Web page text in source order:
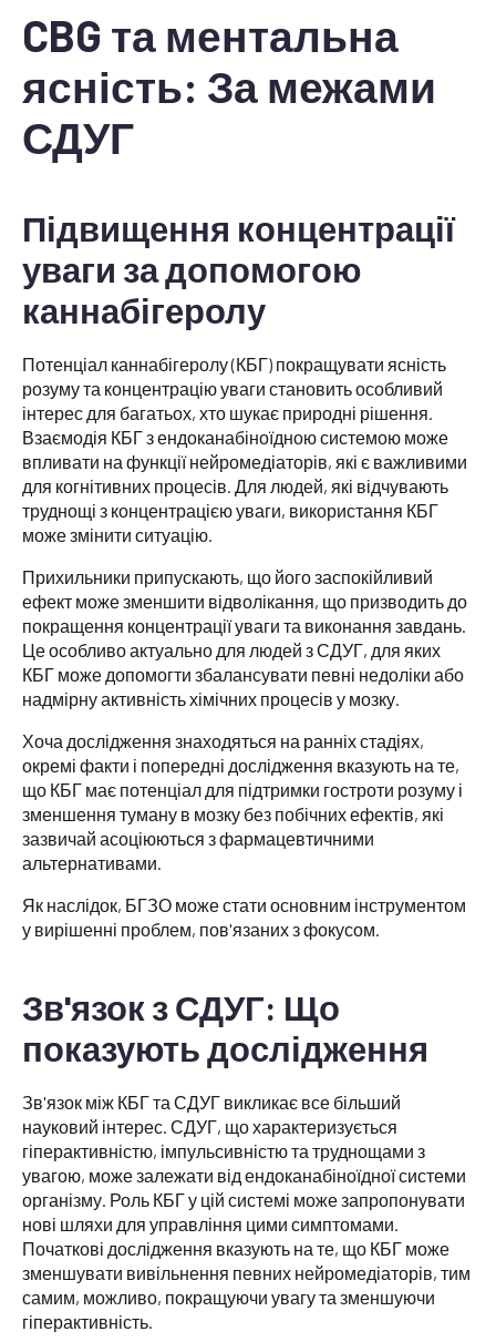
CBG та ментальна
ясність: За межами
СДУГ
Підвищення концентрації
уваги за допомогою
каннабігеролу
Потенціал каннабігеролу (КБГ) покращувати ясність
розуму та концентрацію уваги становить особливий
інтерес для багатьох, хто шукає природні рішення.
Взаємодія КБГ з ендоканабіноїдною системою може
впливати на функції нейромедіаторів, які є важливими
для когнітивних процесів. Для людей, які відчувають
труднощі з концентрацією уваги, використання КБГ
може змінити ситуацію.
Прихильники припускають, що його заспокійливий
ефект може зменшити відволікання, що призводить до
покращення концентрації уваги та виконання завдань.
Це особливо актуально для людей з СДУГ, для яких
КБГ може допомогти збалансувати певні недоліки або
надмірну активність хімічних процесів у мозку.
Хоча дослідження знаходяться на ранніх стадіях,
окремі факти і попередні дослідження вказують на те,
що КБГ має потенціал для підтримки гостроти розуму і
зменшення туману в мозку без побічних ефектів, які
зазвичай асоціюються з фармацевтичними
альтернативами.
Як наслідок, БГЗО може стати основним інструментом
у вирішенні проблем, пов'язаних з фокусом.
Зв'язок з СДУГ: Що
показують дослідження
Зв'язок між КБГ та СДУГ викликає все більший
науковий інтерес. СДУГ, що характеризується
гіперактивністю, імпульсивністю та труднощами з
увагою, може залежати від ендоканабіноїдної системи
організму. Роль КБГ у цій системі може запропонувати
нові шляхи для управління цими симптомами.
Початкові дослідження вказують на те, що КБГ може
зменшувати вивільнення певних нейромедіаторів, тим
самим, можливо, покращуючи увагу та зменшуючи
гіперактивність.